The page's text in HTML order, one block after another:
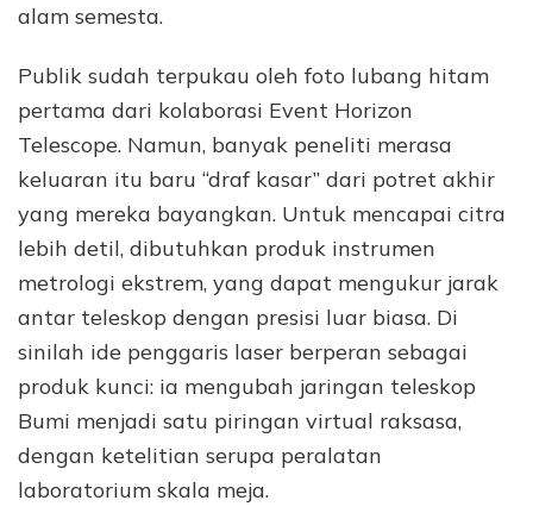
alam semesta.
Publik sudah terpukau oleh foto lubang hitam
pertama dari kolaborasi Event Horizon
Telescope. Namun, banyak peneliti merasa
keluaran itu baru “draf kasar” dari potret akhir
yang mereka bayangkan. Untuk mencapai citra
lebih detil, dibutuhkan produk instrumen
metrologi ekstrem, yang dapat mengukur jarak
antar teleskop dengan presisi luar biasa. Di
sinilah ide penggaris laser berperan sebagai
produk kunci: ia mengubah jaringan teleskop
Bumi menjadi satu piringan virtual raksasa,
dengan ketelitian serupa peralatan
laboratorium skala meja.